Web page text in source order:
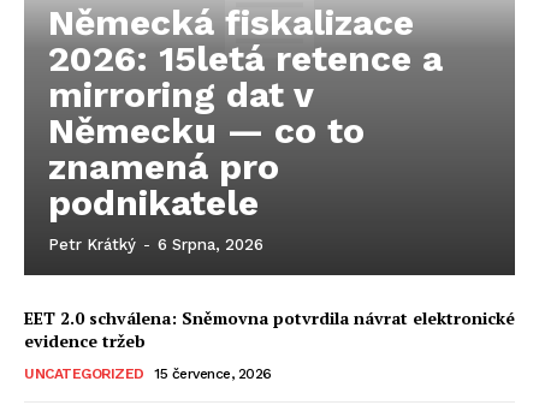
Německá fiskalizace
2026: 15letá retence a
mirroring dat v
Německu — co to
znamená pro
podnikatele
Petr Krátký - 6 Srpna, 2026
EET 2.0 schválena: Sněmovna potvrdila návrat elektronické
evidence tržeb
UNCATEGORIZED 15 července, 2026